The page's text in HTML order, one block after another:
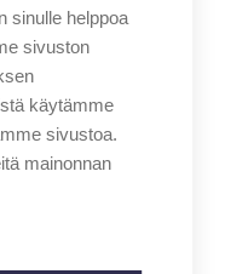
sinulle helppoa
sivuston
käytämme
sivustoa.
mainonnan